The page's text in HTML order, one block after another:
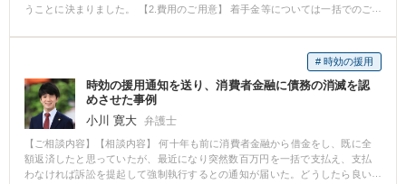
うことに決まりました。 【2.費用のご用意】 着手金等については一括でのご
ご依頼頂いた翌日に各債権者に受任通知を発送し、その時点で各債権者への
支払いが全て停止し、その分を着手金等の支払いに当てていただいておりま
す。 ご依頼者は従前、各債権者に毎月10万円を超える支払いをされていたと
ころ、これが全て支払停止となり、弁護士への支払いも月々3～5万円となっ
たため、この時点で支払っていた差額を貯金することもでき、ご依頼前と比
べて、生活にゆとりも出始めました。 【3.破産申立の準備】 その後も毎月順
調にお支払い頂き、着手金の全額のご用意の目処が立ち始めた時点で具体的
な準備に取り掛かりました。 破産申立にはご依頼者が借金を負ってしまった
理由などを弁護士が詳しく伺う必要があるため、何度も打ち合わせを行った
上で、破産申立を行いました。 【4.結果】 結果として、ご依頼者は同時廃止
# 時効の援用
時効の援用通知を送り、消費者金融に債務の消滅を認
めさせた事例
小川 寛大 弁護士
【ご相談内容】【相談内容】 何十年も前に消費者金融から借金をし、既に全
額返済したと思っていたが、最近になり突然数百万円を一括で支払え、支払
わなければ訴訟を提起して強制執行するとの通知が届いた。どうしたら良い